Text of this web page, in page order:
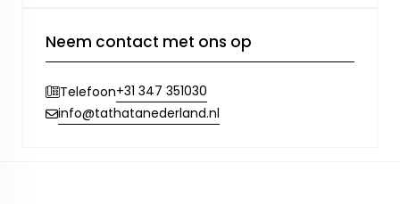
Neem contact met ons op
Telefoon+31 347 351030
info@tathatanederland.nl